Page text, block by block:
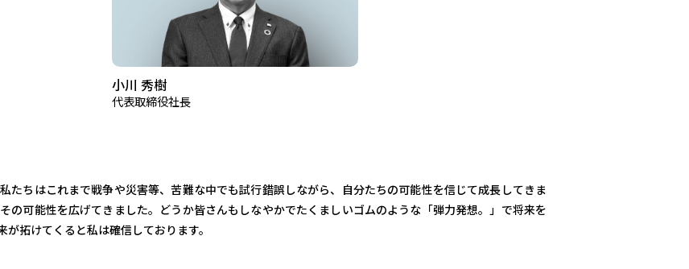
小川 秀樹
代表取締役社長
たちはこれまで戦争や災害等、苦難な中でも試行錯誤しながら、自分たちの可能性を信じて成長してきま
の可能性を広げてきました。どうか皆さんもしなやかでたくましいゴムのような「弾力発想。」で将来を
拓けてくると私は確信しております。